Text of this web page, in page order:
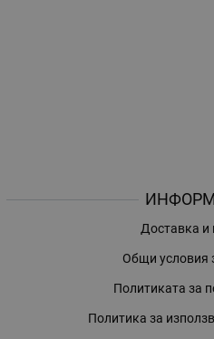
Доставка
Общи условия
Политиката за
Политика за